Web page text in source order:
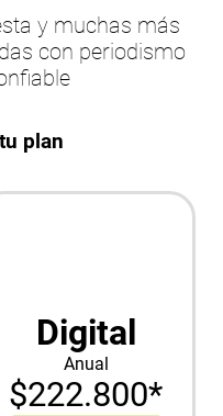
y muchas más
con periodismo
plan
Digital
Anual
$222.800*